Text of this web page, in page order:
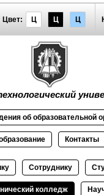
Цвет: Ц Ц Ц
об образовательной
Контакты
Сотруднику
колледж